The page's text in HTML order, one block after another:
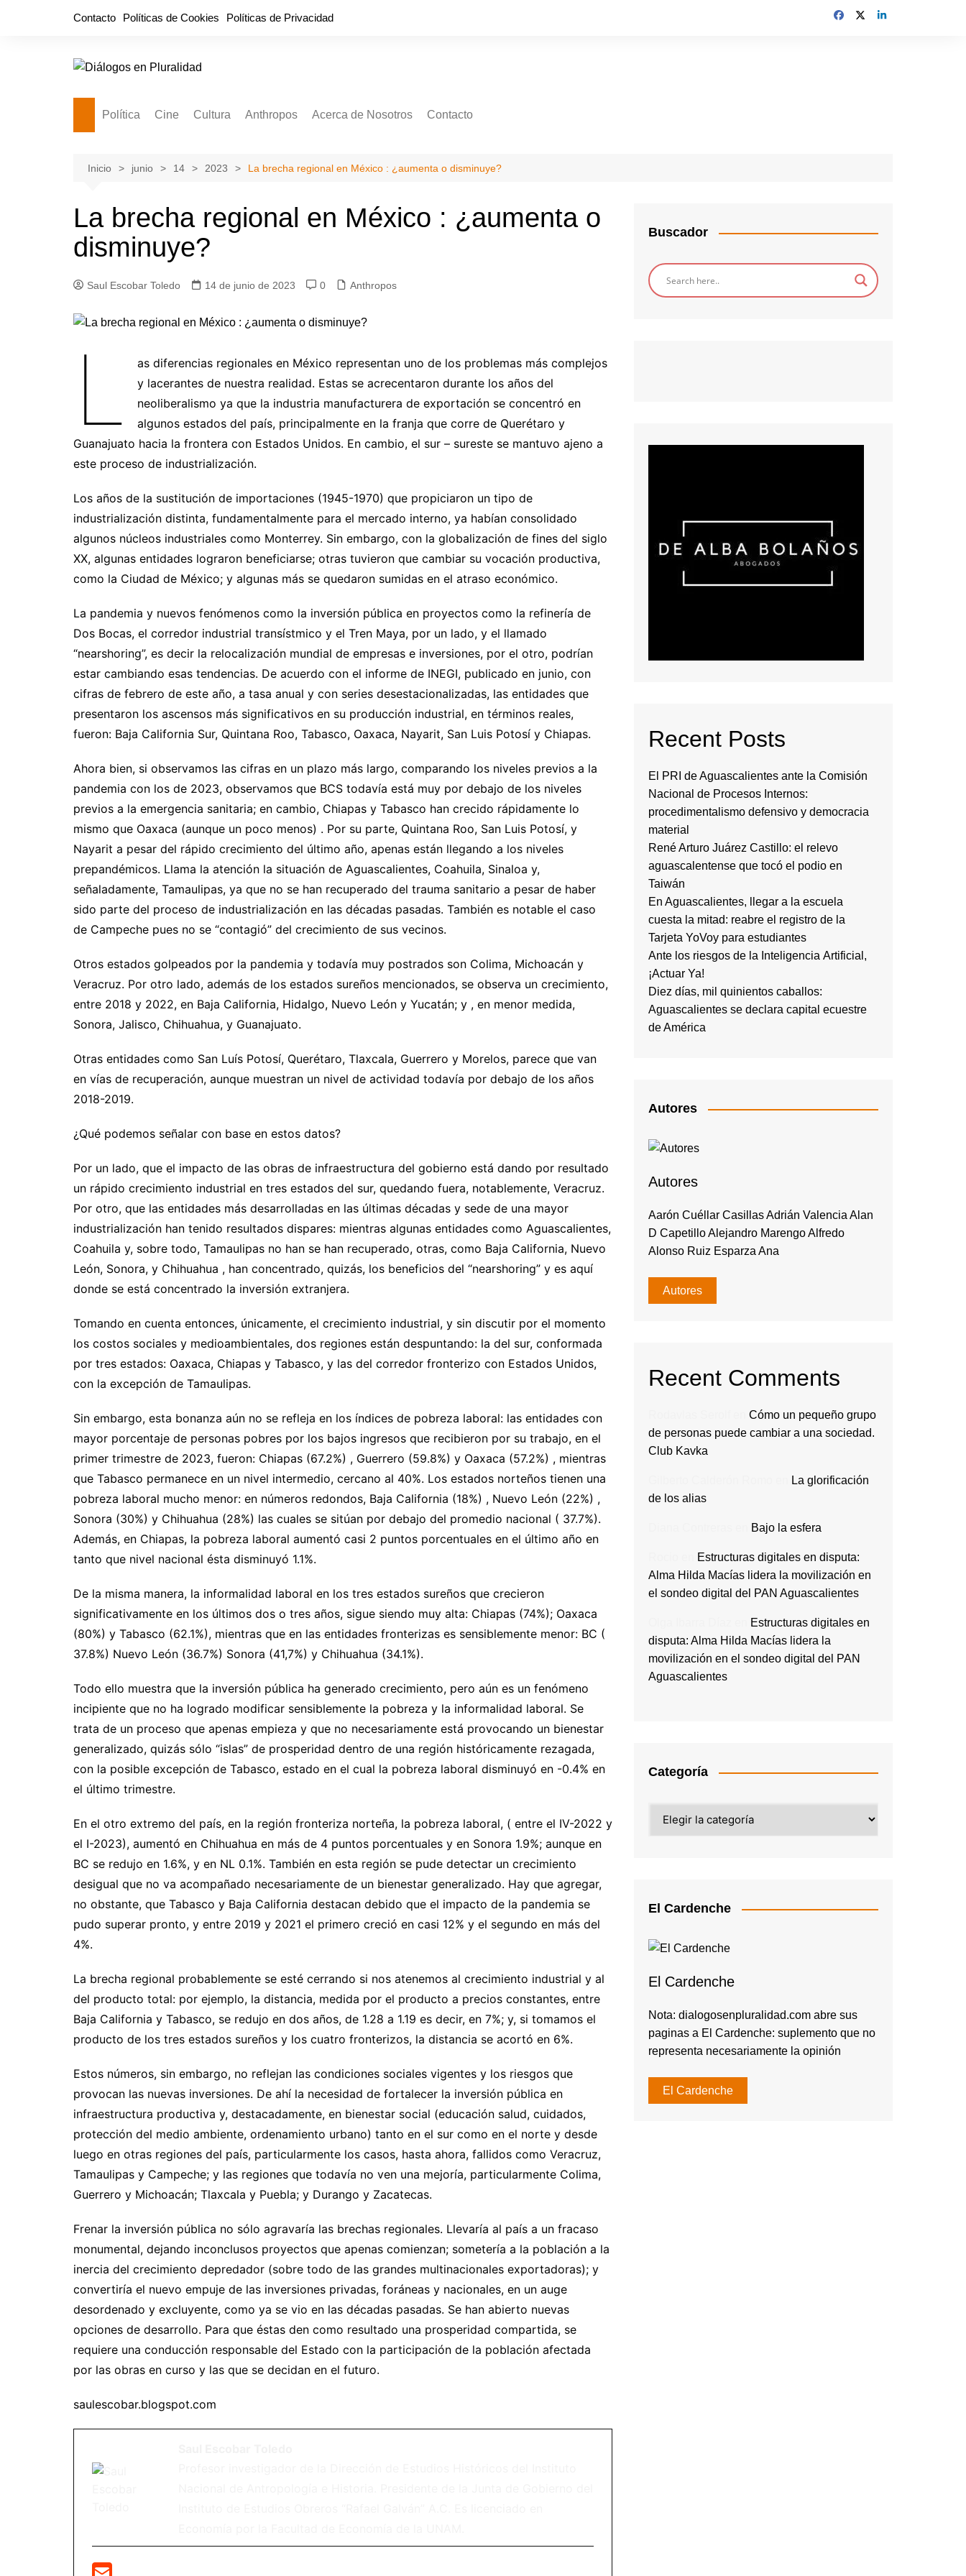
Contacto Políticas de Cookies Políticas de Privacidad
Política
Cabos Sueltos
Disruptor
Espacio Ciudadano
El Cardenche
Guerra de Encuestas
Valor Público
Cine
FILMOGRAFÍAS
Cultura
Crónica
Libros
Valor Público
Poesía
Anthropos
¡Descrecimiento o colapso!
Estadística
Líderes inspiradores
REFLEXIONES
Ya regresé
Acerca de Nosotros Contacto
Inicio junio 14 2023 La brecha regional en México : ¿aumenta o disminuye?
La brecha regional en México : ¿aumenta o
disminuye?
Saul Escobar Toledo 14 de junio de 2023 0 Anthropos
L
as diferencias regionales en México representan uno de los problemas más complejos
y lacerantes de nuestra realidad. Estas se acrecentaron durante los años del
neoliberalismo ya que la industria manufacturera de exportación se concentró en
algunos estados del país, principalmente en la franja que corre de Querétaro y
Guanajuato hacia la frontera con Estados Unidos. En cambio, el sur – sureste se mantuvo ajeno a
este proceso de industrialización.
Los años de la sustitución de importaciones (1945-1970) que propiciaron un tipo de
industrialización distinta, fundamentalmente para el mercado interno, ya habían consolidado
algunos núcleos industriales como Monterrey. Sin embargo, con la globalización de fines del siglo
XX, algunas entidades lograron beneficiarse; otras tuvieron que cambiar su vocación productiva,
como la Ciudad de México; y algunas más se quedaron sumidas en el atraso económico.
La pandemia y nuevos fenómenos como la inversión pública en proyectos como la refinería de
Dos Bocas, el corredor industrial transístmico y el Tren Maya, por un lado, y el llamado
“nearshoring”, es decir la relocalización mundial de empresas e inversiones, por el otro, podrían
estar cambiando esas tendencias. De acuerdo con el informe de INEGI, publicado en junio, con
cifras de febrero de este año, a tasa anual y con series desestacionalizadas, las entidades que
presentaron los ascensos más significativos en su producción industrial, en términos reales,
fueron: Baja California Sur, Quintana Roo, Tabasco, Oaxaca, Nayarit, San Luis Potosí y Chiapas.
Ahora bien, si observamos las cifras en un plazo más largo, comparando los niveles previos a la
pandemia con los de 2023, observamos que BCS todavía está muy por debajo de los niveles
previos a la emergencia sanitaria; en cambio, Chiapas y Tabasco han crecido rápidamente lo
mismo que Oaxaca (aunque un poco menos) . Por su parte, Quintana Roo, San Luis Potosí, y
Nayarit a pesar del rápido crecimiento del último año, apenas están llegando a los niveles
prepandémicos. Llama la atención la situación de Aguascalientes, Coahuila, Sinaloa y,
señaladamente, Tamaulipas, ya que no se han recuperado del trauma sanitario a pesar de haber
sido parte del proceso de industrialización en las décadas pasadas. También es notable el caso
de Campeche pues no se “contagió” del crecimiento de sus vecinos.
Otros estados golpeados por la pandemia y todavía muy postrados son Colima, Michoacán y
Veracruz. Por otro lado, además de los estados sureños mencionados, se observa un crecimiento,
entre 2018 y 2022, en Baja California, Hidalgo, Nuevo León y Yucatán; y , en menor medida,
Sonora, Jalisco, Chihuahua, y Guanajuato.
Otras entidades como San Luís Potosí, Querétaro, Tlaxcala, Guerrero y Morelos, parece que van
en vías de recuperación, aunque muestran un nivel de actividad todavía por debajo de los años
2018-2019.
¿Qué podemos señalar con base en estos datos?
Por un lado, que el impacto de las obras de infraestructura del gobierno está dando por resultado
un rápido crecimiento industrial en tres estados del sur, quedando fuera, notablemente, Veracruz.
Por otro, que las entidades más desarrolladas en las últimas décadas y sede de una mayor
industrialización han tenido resultados dispares: mientras algunas entidades como Aguascalientes,
Coahuila y, sobre todo, Tamaulipas no han se han recuperado, otras, como Baja California, Nuevo
León, Sonora, y Chihuahua , han concentrado, quizás, los beneficios del “nearshoring” y es aquí
donde se está concentrado la inversión extranjera.
Tomando en cuenta entonces, únicamente, el crecimiento industrial, y sin discutir por el momento
los costos sociales y medioambientales, dos regiones están despuntando: la del sur, conformada
por tres estados: Oaxaca, Chiapas y Tabasco, y las del corredor fronterizo con Estados Unidos,
con la excepción de Tamaulipas.
Sin embargo, esta bonanza aún no se refleja en los índices de pobreza laboral: las entidades con
mayor porcentaje de personas pobres por los bajos ingresos que recibieron por su trabajo, en el
primer trimestre de 2023, fueron: Chiapas (67.2%) , Guerrero (59.8%) y Oaxaca (57.2%) , mientras
que Tabasco permanece en un nivel intermedio, cercano al 40%. Los estados norteños tienen una
pobreza laboral mucho menor: en números redondos, Baja California (18%) , Nuevo León (22%) ,
Sonora (30%) y Chihuahua (28%) las cuales se sitúan por debajo del promedio nacional ( 37.7%).
Además, en Chiapas, la pobreza laboral aumentó casi 2 puntos porcentuales en el último año en
tanto que nivel nacional ésta disminuyó 1.1%.
De la misma manera, la informalidad laboral en los tres estados sureños que crecieron
significativamente en los últimos dos o tres años, sigue siendo muy alta: Chiapas (74%); Oaxaca
(80%) y Tabasco (62.1%), mientras que en las entidades fronterizas es sensiblemente menor: BC (
37.8%) Nuevo León (36.7%) Sonora (41,7%) y Chihuahua (34.1%).
Todo ello muestra que la inversión pública ha generado crecimiento, pero aún es un fenómeno
incipiente que no ha logrado modificar sensiblemente la pobreza y la informalidad laboral. Se
trata de un proceso que apenas empieza y que no necesariamente está provocando un bienestar
generalizado, quizás sólo “islas” de prosperidad dentro de una región históricamente rezagada,
con la posible excepción de Tabasco, estado en el cual la pobreza laboral disminuyó en -0.4% en
el último trimestre.
En el otro extremo del país, en la región fronteriza norteña, la pobreza laboral, ( entre el IV-2022 y
el I-2023), aumentó en Chihuahua en más de 4 puntos porcentuales y en Sonora 1.9%; aunque en
BC se redujo en 1.6%, y en NL 0.1%. También en esta región se pude detectar un crecimiento
desigual que no va acompañado necesariamente de un bienestar generalizado. Hay que agregar,
no obstante, que Tabasco y Baja California destacan debido que el impacto de la pandemia se
pudo superar pronto, y entre 2019 y 2021 el primero creció en casi 12% y el segundo en más del
4%.
La brecha regional probablemente se esté cerrando si nos atenemos al crecimiento industrial y al
del producto total: por ejemplo, la distancia, medida por el producto a precios constantes, entre
Baja California y Tabasco, se redujo en dos años, de 1.28 a 1.19 es decir, en 7%; y, si tomamos el
producto de los tres estados sureños y los cuatro fronterizos, la distancia se acortó en 6%.
Estos números, sin embargo, no reflejan las condiciones sociales vigentes y los riesgos que
provocan las nuevas inversiones. De ahí la necesidad de fortalecer la inversión pública en
infraestructura productiva y, destacadamente, en bienestar social (educación salud, cuidados,
protección del medio ambiente, ordenamiento urbano) tanto en el sur como en el norte y desde
luego en otras regiones del país, particularmente los casos, hasta ahora, fallidos como Veracruz,
Tamaulipas y Campeche; y las regiones que todavía no ven una mejoría, particularmente Colima,
Guerrero y Michoacán; Tlaxcala y Puebla; y Durango y Zacatecas.
Frenar la inversión pública no sólo agravaría las brechas regionales. Llevaría al país a un fracaso
monumental, dejando inconclusos proyectos que apenas comienzan; sometería a la población a la
inercia del crecimiento depredador (sobre todo de las grandes multinacionales exportadoras); y
convertiría el nuevo empuje de las inversiones privadas, foráneas y nacionales, en un auge
desordenado y excluyente, como ya se vio en las décadas pasadas. Se han abierto nuevas
opciones de desarrollo. Para que éstas den como resultado una prosperidad compartida, se
requiere una conducción responsable del Estado con la participación de la población afectada
por las obras en curso y las que se decidan en el futuro.
saulescobar.blogspot.com
Buscador
Recent Posts
El PRI de Aguascalientes ante la Comisión
Nacional de Procesos Internos:
procedimentalismo defensivo y democracia
material
René Arturo Juárez Castillo: el relevo
aguascalentense que tocó el podio en
Taiwán
En Aguascalientes, llegar a la escuela
cuesta la mitad: reabre el registro de la
Tarjeta YoVoy para estudiantes
Ante los riesgos de la Inteligencia Artificial,
¡Actuar Ya!
Diez días, mil quinientos caballos:
Aguascalientes se declara capital ecuestre
de América
Autores
Autores
Aarón Cuéllar Casillas Adrián Valencia Alan
D Capetillo Alejandro Marengo Alfredo
Alonso Ruiz Esparza Ana
Autores
Recent Comments
Cómo un pequeño grupo
de personas puede cambiar a una sociedad.
Club Kavka
La glorificación
de los alias
Bajo la esfera
Estructuras digitales en disputa:
Alma Hilda Macías lidera la movilización en
el sondeo digital del PAN Aguascalientes
Estructuras digitales en
disputa: Alma Hilda Macías lidera la
movilización en el sondeo digital del PAN
Aguascalientes
Categoría
El Cardenche
El Cardenche
Nota: dialogosenpluralidad.com abre sus
paginas a El Cardenche: suplemento que no
representa necesariamente la opinión
El Cardenche